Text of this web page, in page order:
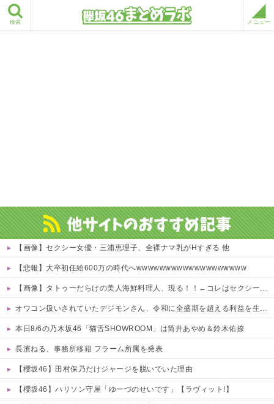
検索 メニュー
【画像】セクシー女優・三浦恵理子、全裸ナマ乳がHすぎる 他
【悲報】大卒初任給600万の時代へwwwwwwwwwwwwwwwwwww
【画像】タトゥーだらけの美人海鮮料理人、現る！！←コレはセクシー過ぎてワイらにブッ刺さりまくりw w w w w w w w w
オワコン扱いされていたデジモンさん、令和に全盛期を超える利益を生み出していた
本日8/6の乃木坂46「猫舌SHOWROOM」は筒井あやめ＆鈴木佑捺
長濱ねる、事務所移籍 フラーム所属を発表
【櫻坂46】田村保乃だけジャージを脱いでいた理由
【櫻坂46】ハリソン守屋「ゆーづのせいです」【ラヴィット!】